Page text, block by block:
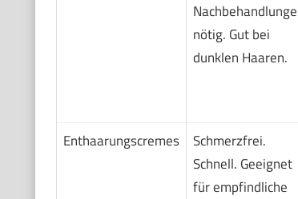
nötig. Gut bei
dunklen Haaren.
Enthaarungscremes
Schmerzfrei.
Schnell. Geeignet
für empfindliche